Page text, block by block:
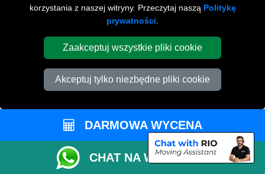
korzystania z naszej witryny. Przeczytaj naszą Politykę
prywatności
Zaakceptuj wszystkie pliki cookie
Akceptuj tylko niezbędne pliki cookie
ZOBACZ WSZYSTKIE FAQ'S
PYTANIACH
ZACZNIJ WPISYWAĆ SWOJE PYTANIE I WYBIERZ Z
PONIŻSZYCH WYNIKÓWDARMOWA WYCENA
CHAT NA WHATSAPP